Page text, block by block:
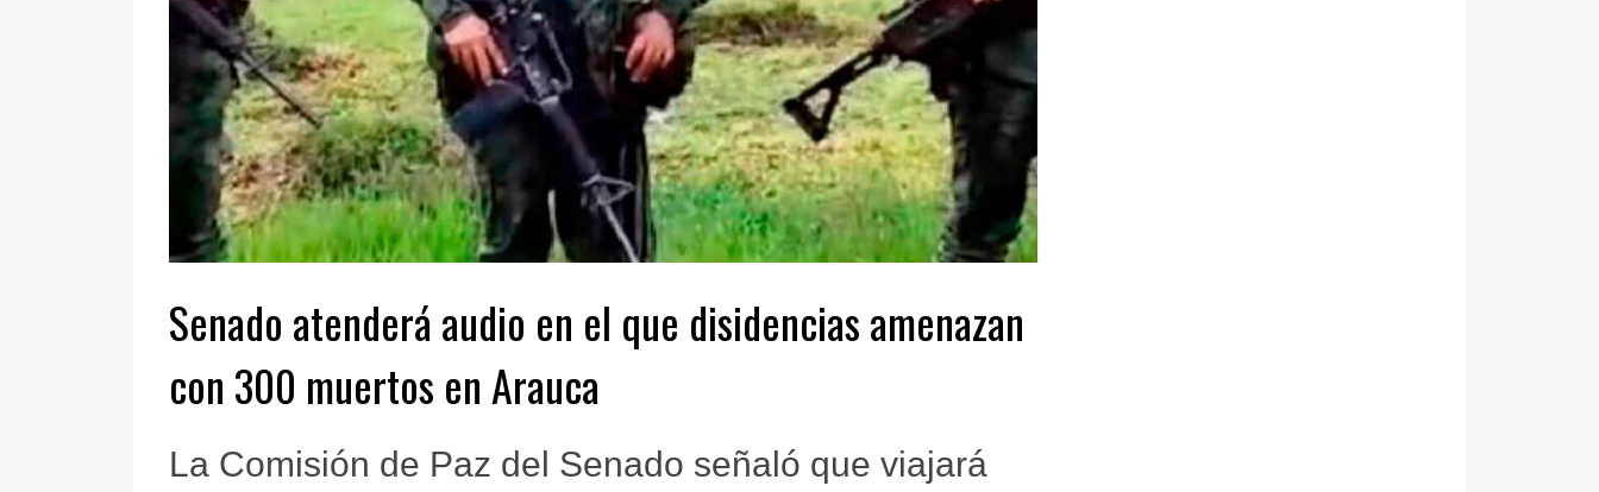
Senado atenderá audio en el que disidencias amenazan
con 300 muertos en Arauca
La Comisión de Paz del Senado señaló que viajará